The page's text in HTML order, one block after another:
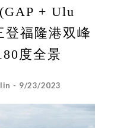
+ Ulu
登福隆港双峰
度全景
- 9/23/2023